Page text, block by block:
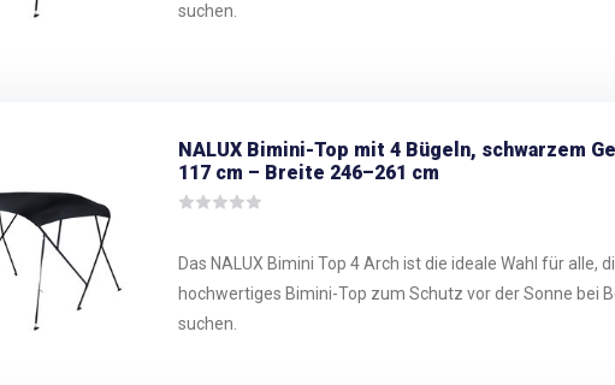
suchen.
NALUX Bimini-Top mit 4 Bügeln, schwarzem
117 cm – Breite 246–261 cm
Das NALUX Bimini Top 4 Arch ist die ideale Wahl für alle,
hochwertiges Bimini-Top zum Schutz vor der Sonne bei
suchen.